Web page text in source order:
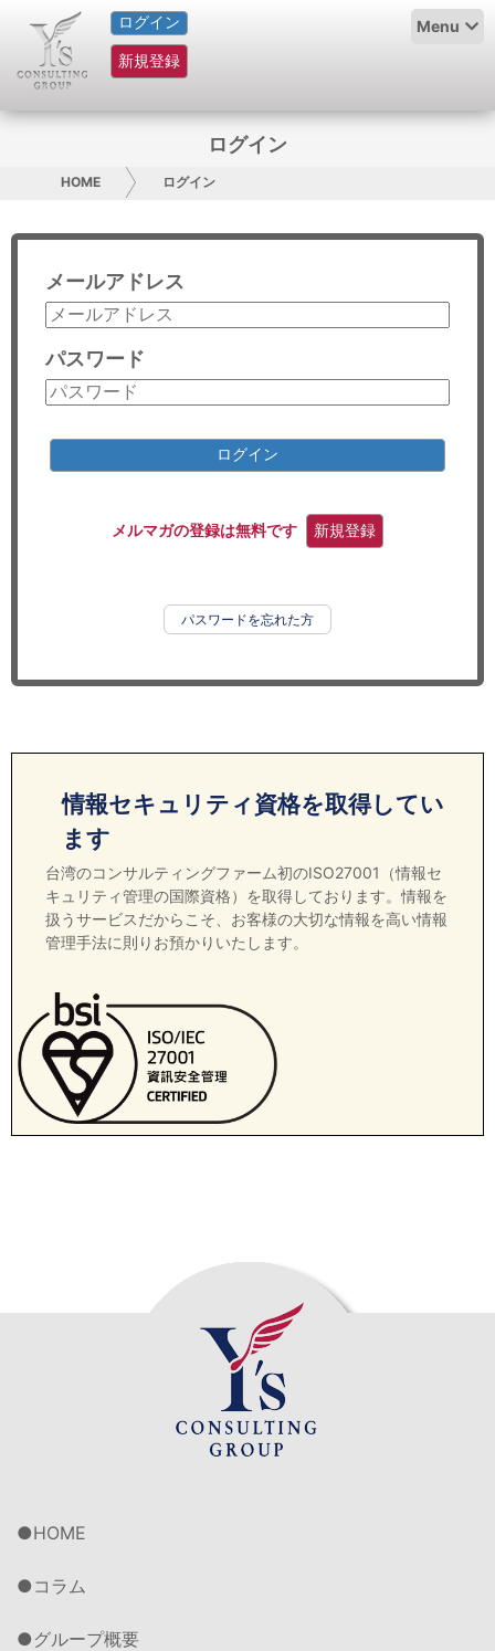
ログイン
新規登録
Menu
HOME
サービス紹介
グループ概要
採用情報
お問い合わせ
コンサルティング
リサーチ
ログイン
HOME ログイン
メールアドレス
パスワード
ログイン
メルマガの登録は無料です 新規登録
パスワードを忘れた方
情報セキュリティ資格を取得してい
ます
台湾のコンサルティングファーム初のISO27001（情報セ
キュリティ管理の国際資格）を取得しております。情報を
扱うサービスだからこそ、お客様の大切な情報を高い情報
管理手法に則りお預かりいたします。
HOME
コラム
グループ概要